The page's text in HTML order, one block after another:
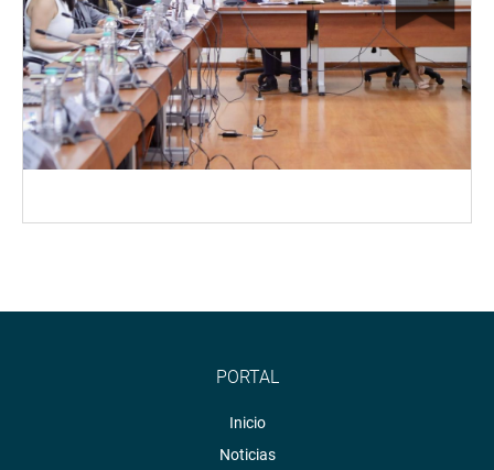
PORTAL
Inicio
Noticias